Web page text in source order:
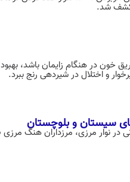
کشف شد.
در هنگام زایمان باشد،
و اختلال در شیردهی رنج ببرد.
سیستان و بلوچستان
در نوار مرزی، مرزداران هنگ